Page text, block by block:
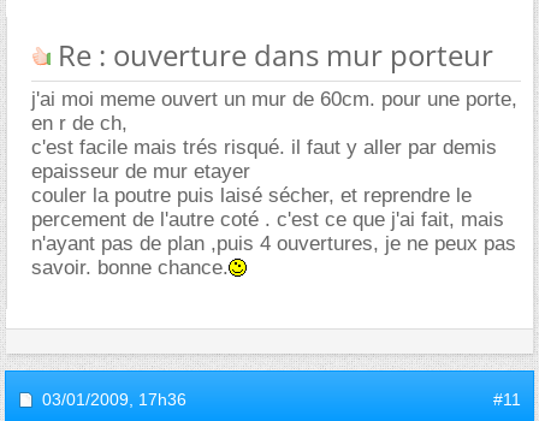
Re : ouverture dans mur porteur
j'ai moi meme ouvert un mur de 60cm. pour une porte,
en r de ch,
c'est facile mais trés risqué. il faut y aller par demis
epaisseur de mur etayer
couler la poutre puis laisé sécher, et reprendre le
percement de l'autre coté . c'est ce que j'ai fait, mais
n'ayant pas de plan ,puis 4 ouvertures, je ne peux pas
savoir. bonne chance.
03/01/2009, 17h36 #11